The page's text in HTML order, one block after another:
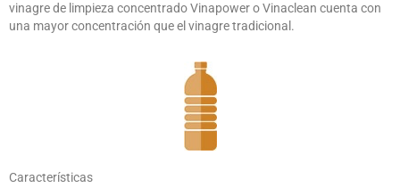
vinagre de limpieza concentrado Vinapower o Vinaclean cuenta con
una mayor concentración que el vinagre tradicional.
Características